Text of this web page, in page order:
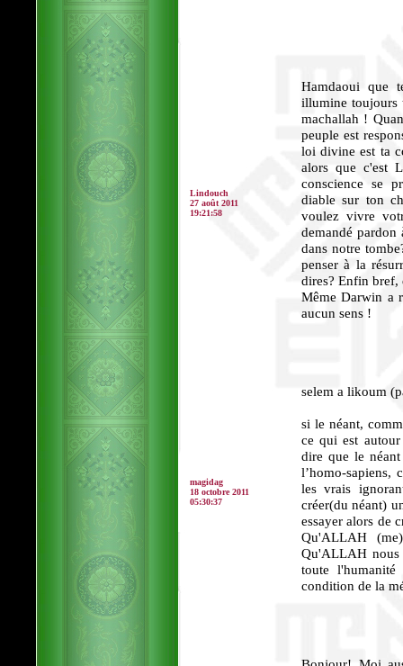
Lindouch
27 août 2011
19:21:58
Hamdaoui que
illumine toujours
machallah !
peuple est
loi divine est ta
alors que c'est
conscience se
diable sur ton
voulez vivre
demandé
dans notre
penser à la
dires? Enfin
Même Darwin a
aucun sens !
magidag
18 octobre 2011
05:30:37
selem a likoum
si le néant,
ce qui est
dire que le
l’homo-sapiens,
les vrais
créer(du néant)
essayer alors de
Qu'ALLAH
Qu'ALLAH nous
toute
condition de la